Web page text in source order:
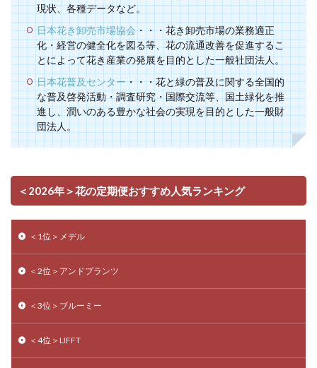
現状、各種データなど。
日本花き卸売市場協会・・・花き卸売市場の業務適正
化・経営の健全化を図る等、花の流通改善を促進するこ
とによって花き産業の発展を目的とした一般社団法人。
日本花普及センター・・・花と緑の普及に関する全国的
な普及啓発活動・調査研究・国際交流等、国土緑化を推
進し、潤いのある豊かな社会の実現を目的とした一般財
団法人。
＜2026年＞花の定期便おすすめ人気ランキング
＜1位＞メデル
＜2位＞アンドプランツ
＜3位＞ブルーミー
＜4位＞LIFFT